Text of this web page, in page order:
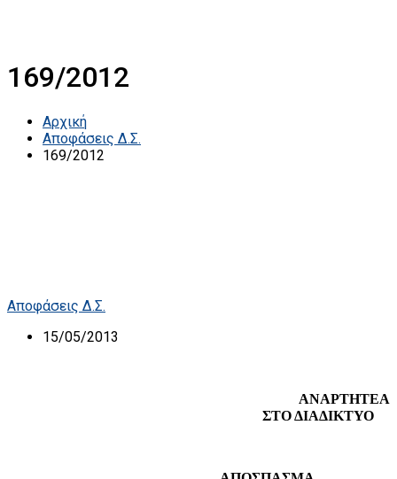
169/2012
Αρχική
Αποφάσεις Δ.Σ.
169/2012
Αποφάσεις Δ.Σ.
15/05/2013
ΑΝΑΡΤΗΤΕΑ
ΣΤΟ ΔΙΑΔΙΚΤΥΟ